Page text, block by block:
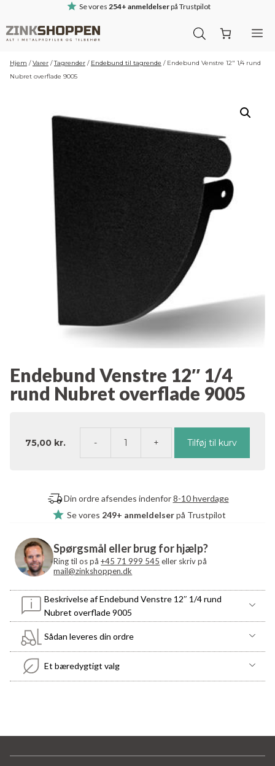
indhold
Se vores 254+ anmeldelserpå Trustpilot
Hjem /Varer /Tagrender / Endebund til tagrende / Endebund Venstre 12″ 1/4 rund
Nubret overflade 9005
Endebund Venstre 12″ 1/4
rund Nubret overflade 9005
75,00 kr.
Endebund
rund
Nubret
9005
antal
Tilføj til kurv
Din ordre afsendes indenfor8-10 hverdage
Se vores 249+ anmeldelserpå Trustpilot
Spørgsmål eller brug for hjælp?
Ring til os på+45 71 999 545 eller skriv på
mail@zinkshoppen.dk
Beskrivelse af Endebund Venstre 12″ 1/4 rund
Nubret overflade 9005
Sådan leveres din ordre
Et bæredygtigt valg